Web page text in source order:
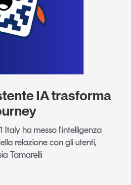
di GS1 Italy che racconta in
e le sfide del largo
a professionisti e
GS1 Italy
Tendenze
IA trasforma
Italy ha messo l'intelligenza
relazione con gli utenti,
Tamarelli